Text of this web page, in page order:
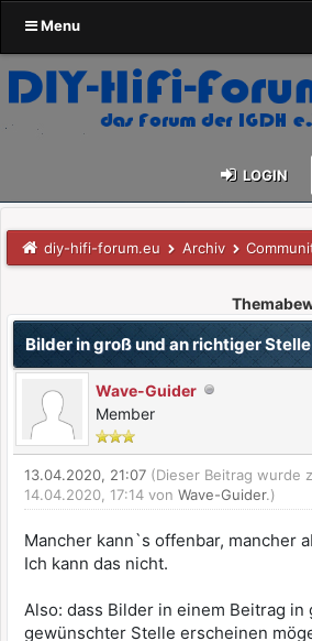
Menu
LOGIN
diy-hifi-forum.eu Archiv
Bilder in groß und an richtiger
Wave-Guider
Member
13.04.2020, 21:07 (Dieser Beitrag wurde
14.04.2020, 17:14 von Wave-Guider.)
Mancher kann`s offenbar, mancher
Ich kann das nicht.
Also: dass Bilder in einem Beitrag in
gewünschter Stelle erscheinen